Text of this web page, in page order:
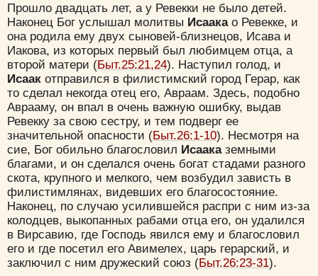
Прошло двадцать лет, а у Ревекки не было детей.
Наконец Бог услышал молитвы Исаакао Ревекке, и
она родила ему двух сыновей-близнецов, Исава и
Иакова, из которых первый был любимцем отца, а
второй матери (Быт.25:21,24). Наступил голод, и
Исаак отправился в филистимский город Герар, как
то сделал некогда отец его, Авраам. Здесь, подобно
Аврааму, он впал в очень важную ошибку, выдав
Ревекку за свою сестру, и тем подверг ее
значительной опасности (Быт.26:1-10). Несмотря на
сие, Бог обильно благословил Исааказемными
благами, и он сделался очень богат стадами разного
скота, крупного и мелкого, чем возбудил зависть в
филистимлянах, видевших его благосостояние.
Наконец, по случаю усилившейся распри с ним из-за
колодцев, выкопанных рабами отца его, он удалился
в Вирсавию, где Господь явился ему и благословил
его и где посетил его Авимелех, царь герарский, и
заключил с ним дружеский союз (Быт.26:23-31).